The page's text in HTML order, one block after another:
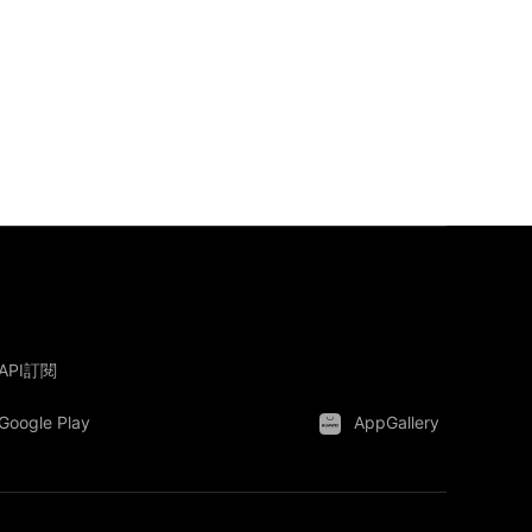
API訂閱
Google Play AppGallery